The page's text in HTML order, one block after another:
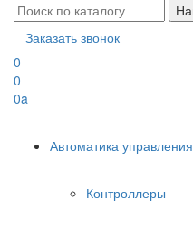
Заказать звонок
0
0
0a
Автоматика управления
Контроллеры